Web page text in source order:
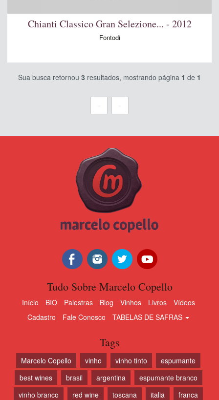
Chianti Classico Gran Selezione... - 2012
Fontodi
Sua busca retornou 3 resultados, mostrando página 1 de 1
Tudo Sobre Marcelo Copello
Início BIO Palestras Blog Vinhos Livros
Vídeos
Cadastro
Fale Conosco TABELAS DE SAFRAS
Tags
Marcelo Copello vinho vinho tinto
espumante
best wines
brasil argentina
espumante branco
vinho branco
red wine toscana italia franca